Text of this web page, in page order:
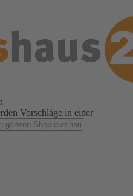
Vorschläge in einer